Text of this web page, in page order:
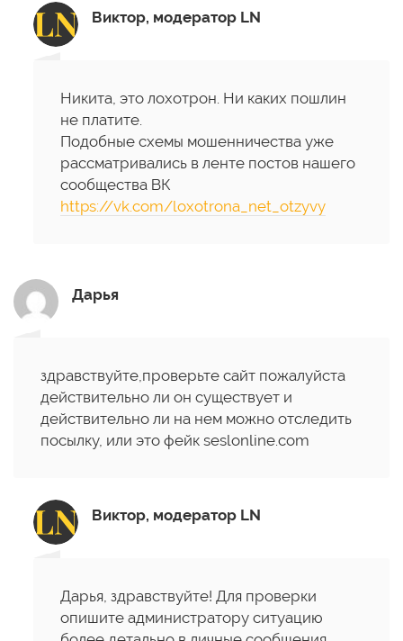
Виктор, модератор LN
Никита, это лохотрон. Ни каких пошлин
не платите.
Подобные схемы мошенничества уже
рассматривались в ленте постов нашего
сообщества ВК
https://vk.com/loxotrona_net_otzyvy
Дарья
здравствуйте,проверьте сайт пожалуйста
действительно ли он существует и
действительно ли на нем можно отследить
посылку, или это фейк seslonline.com
Виктор, модератор LN
Дарья, здравствуйте! Для проверки
опишите администратору ситуацию